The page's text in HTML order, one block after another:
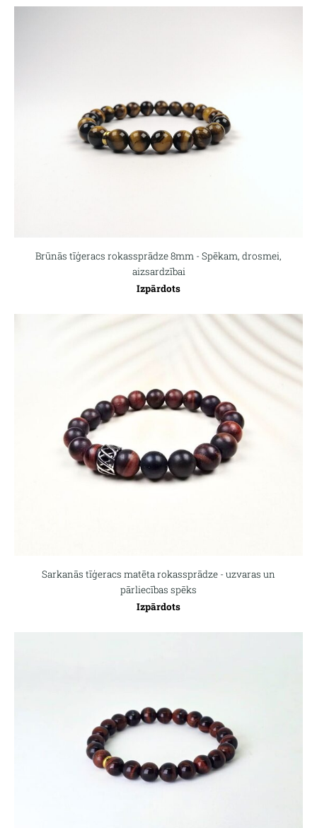
Brūnās tīģeracs rokassprādze 8mm - Spēkam, drosmei,
aizsardzībai
Izpārdots
Sarkanās tīģeracs matēta rokassprādze - uzvaras un
pārliecības spēks
Izpārdots